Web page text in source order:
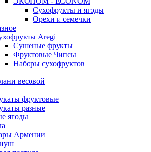
Сухофрукты и ягоды
Орехи и семечки
Aregi
Сушеные фрукты
Фруктовые Чипсы
Наборы сухофруктов
весовой
фруктовые
разные
ягоды
Армении